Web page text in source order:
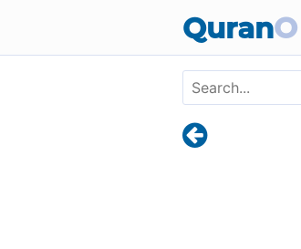
QuranO